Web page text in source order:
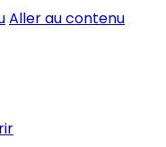
Aller au contenu